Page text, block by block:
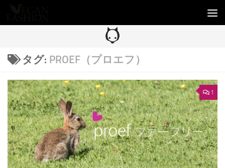
タグ: PROEF（プロエフ）
1